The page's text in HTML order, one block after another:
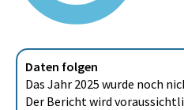
Daten folgen
Das Jahr 2025 wurde noch
Der Bericht wird